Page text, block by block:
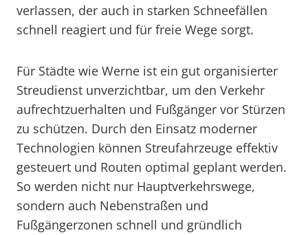
verlassen, der auch in starken Schneefällen
schnell reagiert und für freie Wege sorgt.
Für Städte wie Werne ist ein gut organisierter
Streudienst unverzichtbar, um den Verkehr
aufrechtzuerhalten und Fußgänger vor Stürzen
zu schützen. Durch den Einsatz moderner
Technologien können Streufahrzeuge effektiv
gesteuert und Routen optimal geplant werden.
So werden nicht nur Hauptverkehrswege,
sondern auch Nebenstraßen und
Fußgängerzonen schnell und gründlich